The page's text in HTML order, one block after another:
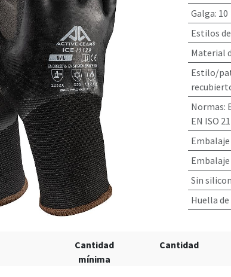
Galga: 10
Estilos
Material
Estilo/
Normas:
EN ISO
Embalaje
Sin
Huella
Cantidad
mínima
Cantidad